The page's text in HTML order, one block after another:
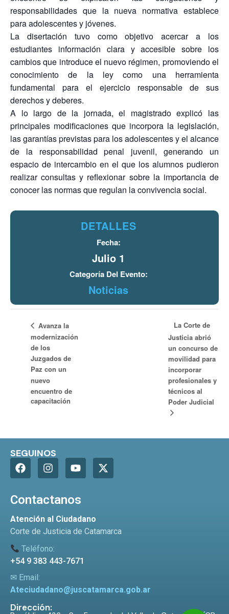
responsabilidades que la nueva normativa establece
para adolescentes y jóvenes.
La disertación tuvo como objetivo acercar a los
estudiantes información clara y accesible sobre los
cambios que introduce el nuevo régimen, promoviendo el
conocimiento de la ley como una herramienta
fundamental para el ejercicio responsable de sus
derechos y deberes.
A lo largo de la jornada, el magistrado explicó las
principales modificaciones que incorpora la legislación,
las garantías previstas para los adolescentes y el alcance
de la responsabilidad penal juvenil, generando un
espacio de intercambio en el que los alumnos pudieron
realizar consultas y reflexionar sobre la importancia de
conocer las normas que regulan la convivencia social.
DETALLES
Fecha:
Julio 1
Categoría Del Evento:
Noticias
Avanza la
modernización
de los
Juzgados de
Paz con un
nuevo
encuentro de
capacitación
La Corte de
Justicia abrió
un concurso de
movilidad para
incorporar
profesionales y
técnicos al
Poder Judicial
SEGUINOS
Contactanos
Atención al Ciudadano
Corte de Justicia de Catamarca
Teléfono:
+54 9 383 443-7671
✉ Email:
Ateciudadano@juscatamarca.gob.ar
Dirección: